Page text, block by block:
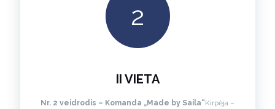
2
II VIETA
Nr. 2 veidrodis – Komanda „Made by Saila“Kirpėja –